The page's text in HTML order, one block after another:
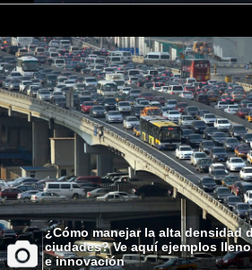
¿Cómo manejar la alta densidad
ciudades? Ve aquí ejemplos
e innovación